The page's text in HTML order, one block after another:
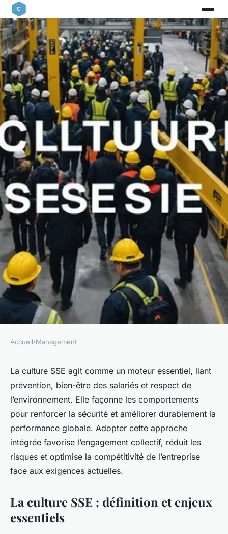
MANAGEMENT
Culture sse : un levier
stratégique pour la sécurité et
la performance
Esteban•12 septembre 2025•3 min de lecture
Accueil›Management
La culture SSE agit comme un moteur essentiel, liant
prévention, bien-être des salariés et respect de
l’environnement. Elle façonne les comportements
pour renforcer la sécurité et améliorer durablement la
performance globale. Adopter cette approche
intégrée favorise l’engagement collectif, réduit les
risques et optimise la compétitivité de l’entreprise
face aux exigences actuelles.
La culture SSE : définition et enjeux
essentiels